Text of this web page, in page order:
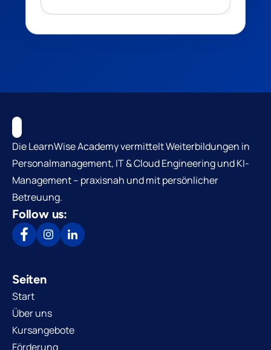
Die LearnWise Academy vermittelt Weiterbildungen in
Personalmanagement, IT & Cloud Engineering und KI-
Management – praxisnah und mit persönlicher
Betreuung.
Follow us:
Seiten
Start
Über uns
Kursangebote
Förderung